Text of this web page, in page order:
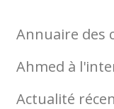
Annuaire des
Ahmed à
Actualité